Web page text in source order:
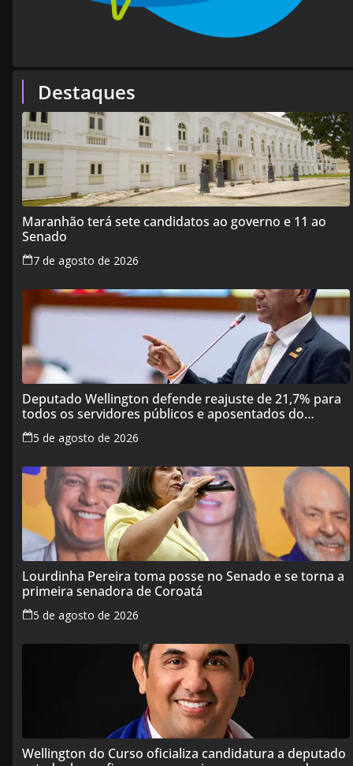
Destaques
Maranhão terá sete candidatos ao governo e 11 ao
Senado
7 de agosto de 2026
Deputado Wellington defende reajuste de 21,7% para
todos os servidores públicos e aposentados do
Maranhão
5 de agosto de 2026
Lourdinha Pereira toma posse no Senado e se torna a
primeira senadora de Coroatá
5 de agosto de 2026
Wellington do Curso oficializa candidatura a deputado